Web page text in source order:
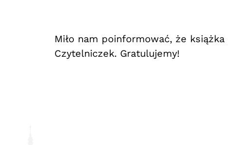
Miło nam poinformować, że książka
Czytelniczek. Gratulujemy!